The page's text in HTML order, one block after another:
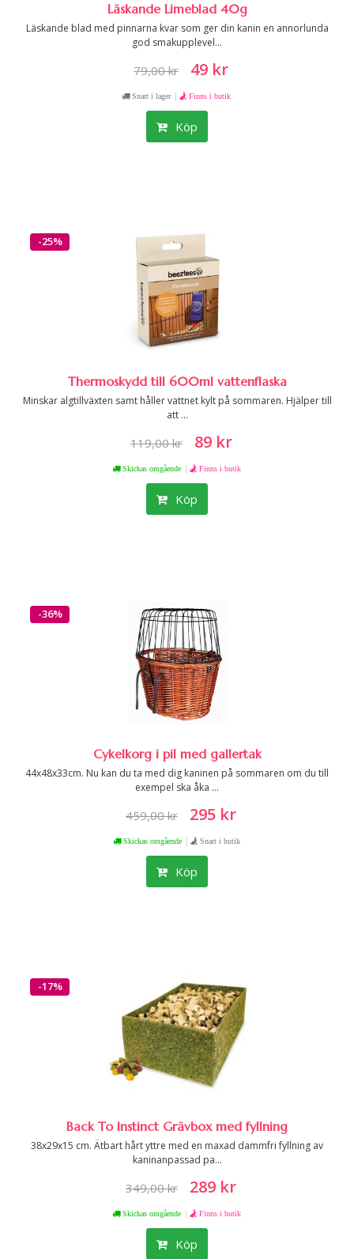
Läskande Limeblad 40g
Läskande blad med pinnarna kvar som ger din kanin en annorlunda
god smakupplevel...
79,00 kr 49 kr
Snart i lager | Finns i butik
Köp
-25%
Thermoskydd till 600ml vattenflaska
Minskar algtillväxten samt håller vattnet kylt på sommaren. Hjälper till
att ...
119,00 kr 89 kr
Skickas omgående | Finns i butik
Köp
-36%
Cykelkorg i pil med gallertak
44x48x33cm. Nu kan du ta med dig kaninen på sommaren om du till
exempel ska åka ...
459,00 kr 295 kr
Skickas omgående | Snart i butik
Köp
-17%
Back To Instinct Grävbox med fyllning
38x29x15 cm. Ätbart hårt yttre med en maxad dammfri fyllning av
kaninanpassad pa...
349,00 kr 289 kr
Skickas omgående | Finns i butik
Köp